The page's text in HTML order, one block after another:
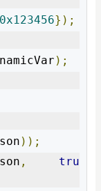
0x123456});
);
));
,
tru